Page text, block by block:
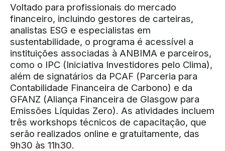
Voltado para profissionais do mercado
financeiro, incluindo gestores de carteiras,
analistas ESG e especialistas em
sustentabilidade, o programa é acessível a
instituições associadas à ANBIMA e parceiros,
como o IPC (Iniciativa Investidores pelo Clima),
além de signatários da PCAF (Parceria para
Contabilidade Financeira de Carbono) e da
GFANZ (Aliança Financeira de Glasgow para
Emissões Líquidas Zero). As atividades incluem
três workshops técnicos de capacitação, que
serão realizados online e gratuitamente, das
9h30 às 11h30.